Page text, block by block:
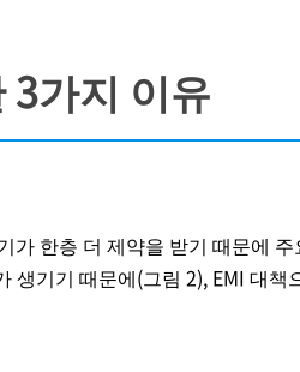
가지 이유
한층 더 제약을 받기 때문에
생기기 때문에(그림 2), EMI 대